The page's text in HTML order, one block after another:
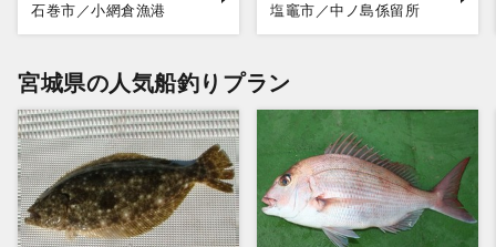
石巻市／小網倉漁港 塩竈市／中ノ島係留所
宮城県の人気船釣りプラン